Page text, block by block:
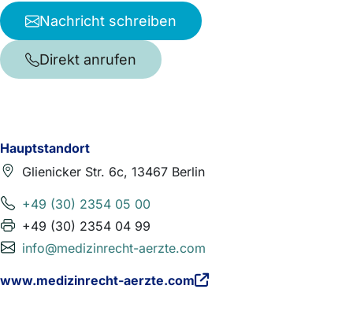
Hauptstandort
Glienicker Str. 6c, 13467 Berlin
+49 (30) 2354 05 00
+49 (30) 2354 04 99
info@medizinrecht-aerzte.com
www.medizinrecht-aerzte.com
Nachricht schreiben
Direkt anrufen